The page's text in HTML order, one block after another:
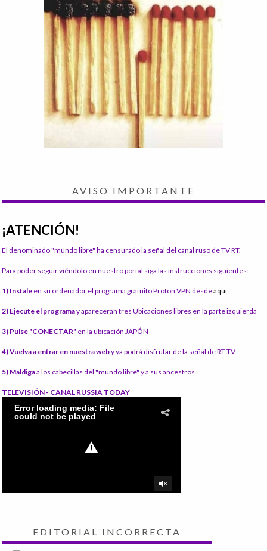
AVISO IMPORTANTE
¡ATENCIÓN!
El denominado "mundo libre" ha censurado la señal del canal ruso de TV RT.
Para poder seguir viéndolo en nuestro portal siga las instrucciones siguientes:
1) Instale en su ordenador el programa gratuito Proton VPN desdeaquí:
2) Ejecute el programay aparecerán tres Ubicaciones libres en la parte izquierda
3) Pulse "CONECTAR" en la ubicación JAPÓN
4) Vuelva a entrar en nuestra weby ya podrá disfrutar de la señal de RT TV
5) Maldigaa los cabecillas del "mundo libre" y a sus ancestros
TELEVISIÓN - CANAL RUSSIA TODAY
EDITORIAL INCORRECTA